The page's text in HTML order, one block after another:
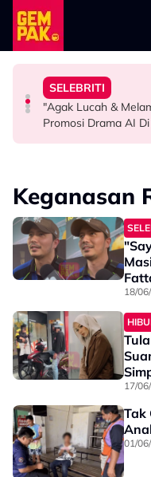
Skip to main content
HIBURAN
Khairul Aming Pilih
Produk Baharu -
SELEBRITI
"Agak Lucah &
Promosi Drama AI
HIBURAN
“Mak Cik Saya
Kebaikan Amira
Wargamaya
SELEBRITI
Aliff Aziz Mahu
Waktu Yang Tepat -
Kena Jadi Baik…”
Keganasan
18/
Nak
17/
Tak
01/